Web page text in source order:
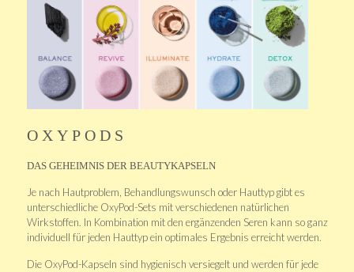
OXYPODS
DAS GEHEIMNIS DER BEAUTYKAPSELN
Je nach Hautproblem, Behandlungswunsch oder Hauttyp gibt es
unterschiedliche OxyPod-Sets mit verschiedenen natürlichen
Wirkstoffen. In Kombination mit den ergänzenden Seren kann so ganz
individuell für jeden Hauttyp ein optimales Ergebnis erreicht werden.
Die OxyPod-Kapseln sind hygienisch versiegelt und werden für jede